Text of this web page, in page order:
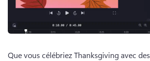
Que vous célébriez Thanksgiving avec